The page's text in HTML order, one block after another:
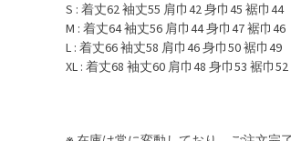
S : 着丈62 袖丈55 肩巾42 身巾45 裾巾44
M : 着丈64 袖丈56 肩巾44 身巾47 裾巾46
L : 着丈66 袖丈58 肩巾46 身巾50 裾巾49
XL : 着丈68 袖丈60 肩巾48 身巾53 裾巾52